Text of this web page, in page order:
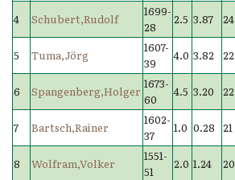
4 Schubert,Rudolf
1699-
28
2.5 3.87 24
5 Tuma,Jörg
1607-
39
4.0 3.82 22
6 Spangenberg,Holger
1673-
60
4.5 3.20 22
7 Bartsch,Rainer
1602-
37
1.0 0.28 21
8 Wolfram,Volker
1551-
51
2.0 1.24 20